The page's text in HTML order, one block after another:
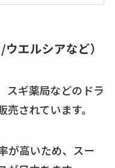
エルシアなど）
スギ薬局などのドラ
されています。
が高いため、スー